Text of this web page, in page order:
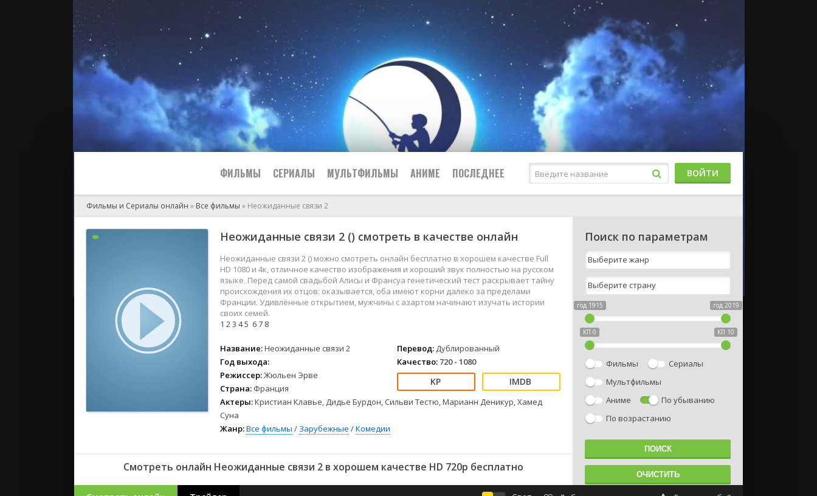
ФИЛЬМЫ
2024
2023
2022
2021
СССР
Зарубежные
Боевики
Военные
Детективы
Детские
Драмы
Мелодрамы
Приключения
Семейные
Спорт
Триллеры
Фэнтези
СЕРИАЛЫ МУЛЬТФИЛЬМЫ АНИМЕ ПОСЛЕДНЕЕ
2024
2023
2022
2021
СССР
Фильмы из соцетей
ВОЙТИ
Фильмы и Сериалы онлайн » Все фильмы » Неожиданные связи 2
Неожиданные связи 2 () смотреть в качестве онлайн
Неожиданные связи 2 () можно смотреть онлайн бесплатно в хорошем качестве Full
HD 1080 и 4к, отличное качество изображения и хороший звук полностью на русском
языке. Перед самой свадьбой Алисы и Франсуа генетический тест раскрывает тайну
происхождения их отцов: оказывается, оба имеют корни далеко за пределами
Франции. Удивлённые открытием, мужчины с азартом начинают изучать истории
своих семей.
1 23 45 67 8
Название:Неожиданные связи 2
Год выхода:
Режиссер:Жюльен Эрве
Страна: Франция
Перевод: Дублированный
Качество: 720 - 1080
Актеры:Кристиан Клавье, Дидье Бурдон, Сильви Тестю, Марианн Деникур, Хамед
Суна
Жанр:Все фильмы / Зарубежные /Комедии
Смотреть онлайн Неожиданные связи 2 в хорошем качестве HD 720p бесплатно
Поиск по параметрам
год 1915 год 2019
КП 0 КП 10
Фильмы
Сериалы
Мультфильмы
Аниме
По убыванию
По возрастанию